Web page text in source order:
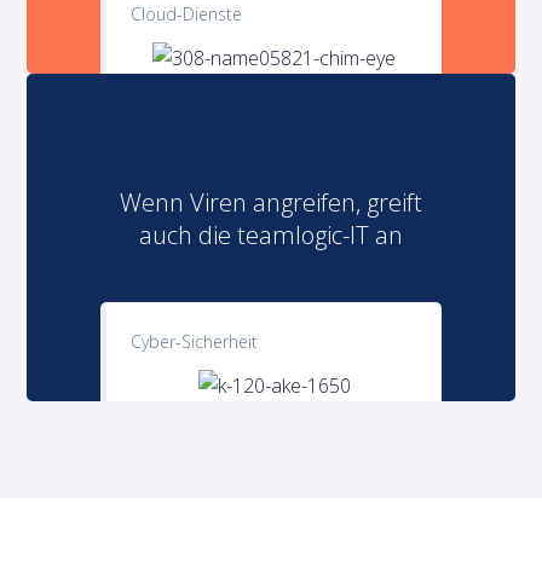
Cloud-Dienste
Cyber-Sicherheit
Wenn Viren angreifen, greift
auch die teamlogic-IT an